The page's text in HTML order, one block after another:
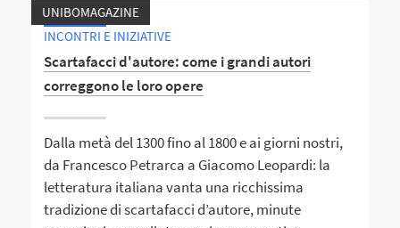
UNIBOMAGAZINE
INCONTRI E INIZIATIVE
Scartafacci d'autore: come i grandi autori
correggono le loro opere
Dalla metà del 1300 fino al 1800 e ai giorni nostri,
da Francesco Petrarca a Giacomo Leopardi: la
letteratura italiana vanta una ricchissima
tradizione di scartafacci d’autore, minute